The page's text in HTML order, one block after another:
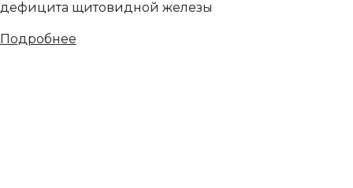
дефицита щитовидной железы
Подробнее